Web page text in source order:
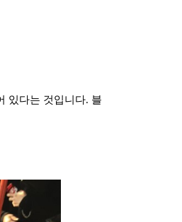
있다는 것입니다. 블